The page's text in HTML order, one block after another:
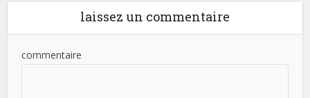
laissez un commentaire
commentaire